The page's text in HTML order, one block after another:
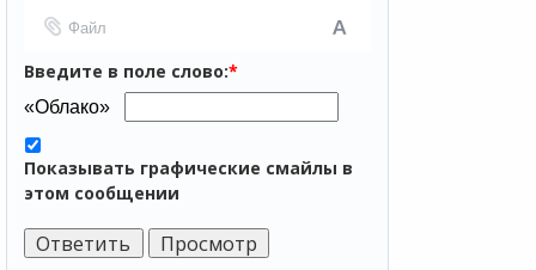
Файл
Введите в поле слово:*
Показывать графические смайлы в
этом сообщении